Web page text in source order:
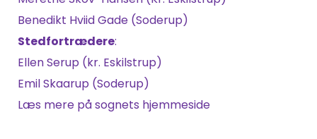
Benedikt Hviid Gade (Soderup)
Stedfortrædere:
Ellen Serup (kr. Eskilstrup)
Emil Skaarup (Soderup)
Læs mere på sognets hjemmeside